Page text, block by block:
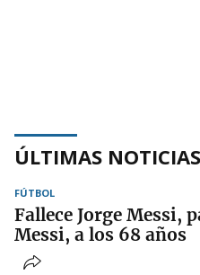
ÚLTIMAS NOTICIAS
FÚTBOL
Fallece Jorge Messi,
Messi, a los 68 años